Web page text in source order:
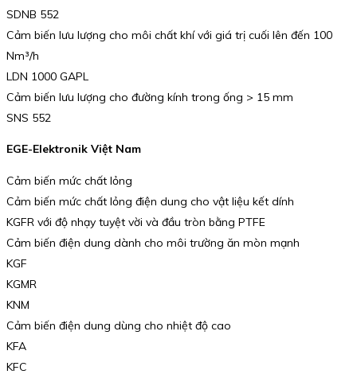
SDNB 552
Cảm biến lưu lượng cho môi chất khí với giá trị cuối lên đến 100
Nm³/h
LDN 1000 GAPL
Cảm biến lưu lượng cho đường kính trong ống > 15 mm
SNS 552
EGE-Elektronik Việt Nam
Cảm biến mức chất lỏng
Cảm biến mức chất lỏng điện dung cho vật liệu kết dính
KGFR với độ nhạy tuyệt vời và đầu tròn bằng PTFE
Cảm biến điện dung dành cho môi trường ăn mòn mạnh
KGF
KGMR
KNM
Cảm biến điện dung dùng cho nhiệt độ cao
KFA
KFC